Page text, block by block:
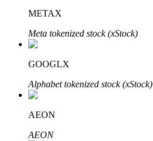
METAX
Meta tokenized stock (xStock)
GOOGLX
Alphabet tokenized stock (xStock)
AEON
AEON